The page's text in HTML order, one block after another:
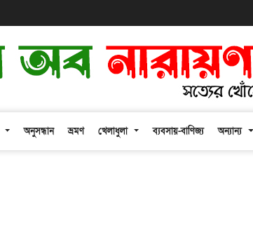
অনুসন্ধান ভ্রমণ খেলাধুলা ব্যবসায়-বাণিজ্য অন্যান্য